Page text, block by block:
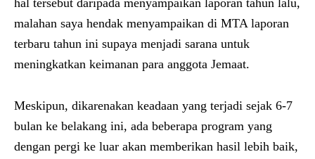
hal tersebut daripada menyampaikan laporan tahun lalu,
malahan saya hendak menyampaikan di MTA laporan
terbaru tahun ini supaya menjadi sarana untuk
meningkatkan keimanan para anggota Jemaat.
Meskipun, dikarenakan keadaan yang terjadi sejak 6-7
bulan ke belakang ini, ada beberapa program yang
dengan pergi ke luar akan memberikan hasil lebih baik,